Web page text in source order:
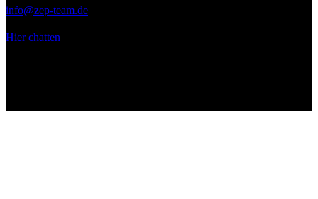
info@zep-team.de
Hier chatten